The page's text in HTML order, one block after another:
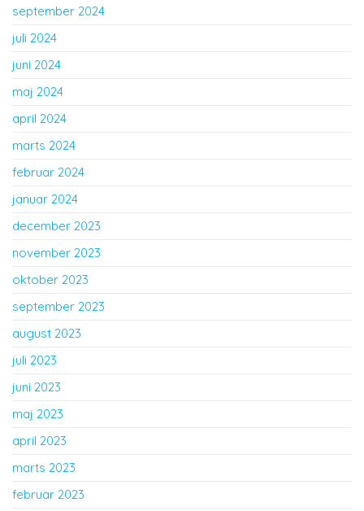
september 2024
juli 2024
juni 2024
maj 2024
april 2024
marts 2024
februar 2024
januar 2024
december 2023
november 2023
oktober 2023
september 2023
august 2023
juli 2023
juni 2023
maj 2023
april 2023
marts 2023
februar 2023